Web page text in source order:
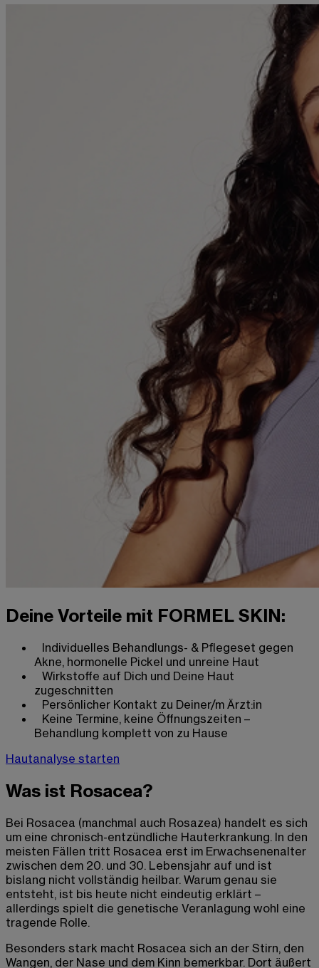
Deine Vorteile mit FORMEL SKIN:
Individuelles Behandlungs- & Pflegeset gegen
Akne, hormonelle Pickel und unreine Haut
Wirkstoffe auf Dich und Deine Haut
zugeschnitten
Persönlicher Kontakt zu Deiner/m Ärzt:in
Keine Termine, keine Öffnungszeiten –
Behandlung komplett von zu Hause
Hautanalyse starten
Was ist Rosacea?
Bei Rosacea (manchmal auch Rosazea) handelt es sich
um eine chronisch-entzündliche Hauterkrankung. In den
meisten Fällen tritt Rosacea erst im Erwachsenenalter
zwischen dem 20. und 30. Lebensjahr auf und ist
bislang nicht vollständig heilbar. Warum genau sie
entsteht, ist bis heute nicht eindeutig erklärt –
allerdings spielt die genetische Veranlagung wohl eine
tragende Rolle.
Besonders stark macht Rosacea sich an der Stirn, den
Wangen, der Nase und dem Kinn bemerkbar. Dort äußert